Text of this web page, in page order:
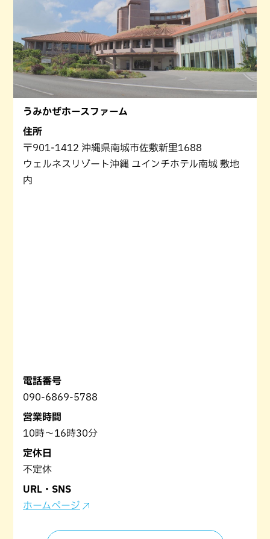
うみかぜホースファーム
住所
〒901-1412 沖縄県南城市佐敷新里1688
ウェルネスリゾート沖縄 ユインチホテル南城 敷地
内
電話番号
090-6869-5788
営業時間
10時～16時30分
定休日
不定休
URL・SNS
ホームページ